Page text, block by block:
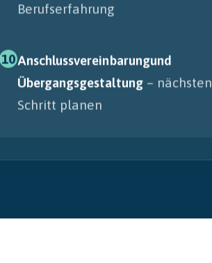
Berufserfahrung
10Anschlussvereinbarungund
Übergangsgestaltung– nächsten
Schritt planen